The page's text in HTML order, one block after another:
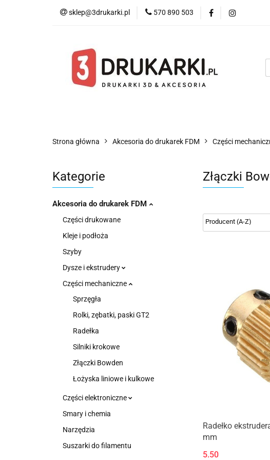
sklep@3drukarki.pl 570 890 503
Blog Bestsellery
Strona główna Akcesoria do drukarek FDM Części
Kategorie
Akcesoria do drukarek FDM
Części drukowane
Kleje i podłoża
Szyby
Dysze i ekstrudery
Części mechaniczne
Sprzęgła
Rolki, zębatki, paski GT2
Radełka
Silniki krokowe
Złączki Bowden
Łożyska liniowe i kulkowe
Części elektroniczne
Smary i chemia
Narzędzia
Suszarki do filamentu
Złączki
Produkt
Radełko
mm
5.50